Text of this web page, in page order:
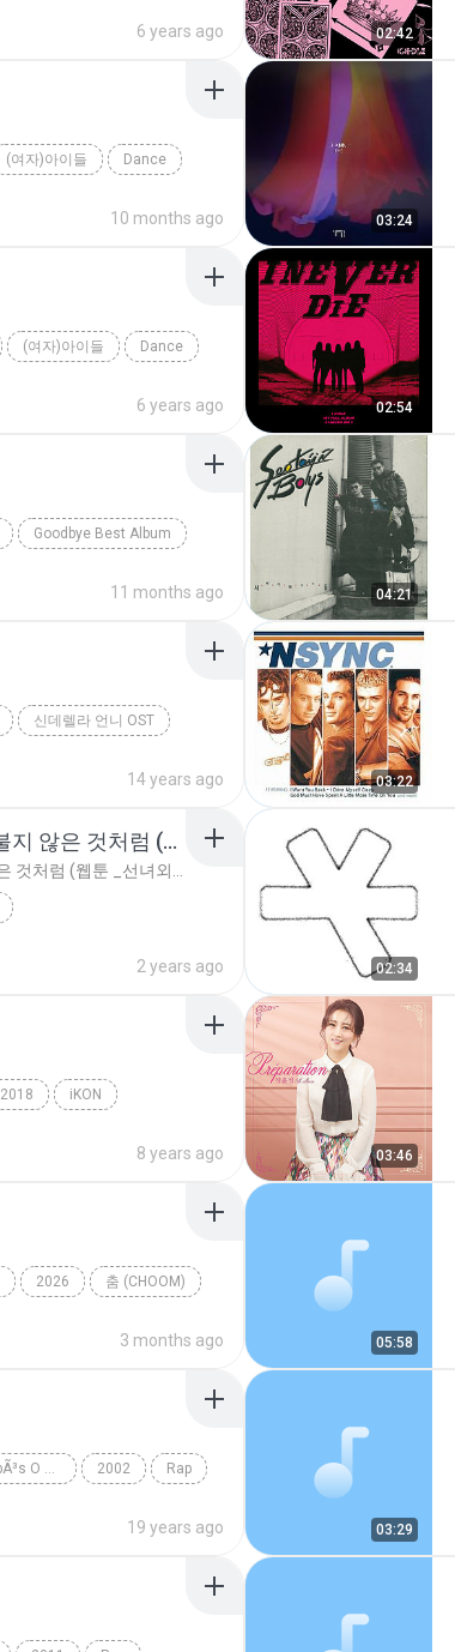
6 years ago 02:42
(여자)아이들 Dance
10 months ago 03:24
(여자)아이들 Dance
6 years ago 02:54
Goodbye Best Album
11 months ago 04:21
신데렐라 언니 OST
14 years ago 03:22
연변대학최씨 - 바람이 불지 않은 것처럼 (웹툰 _선녀외전_ X 연변대학최씨) [가사_Lyrics]
2 years ago 02:34
2018 iKON
8 years ago 03:46
2026 춤 (CHOOM)
3 months ago 05:58
Nada Como Um Dia ApÃ³s O Outro Dia (Ri Depois) 2002 Rap
19 years ago 03:29